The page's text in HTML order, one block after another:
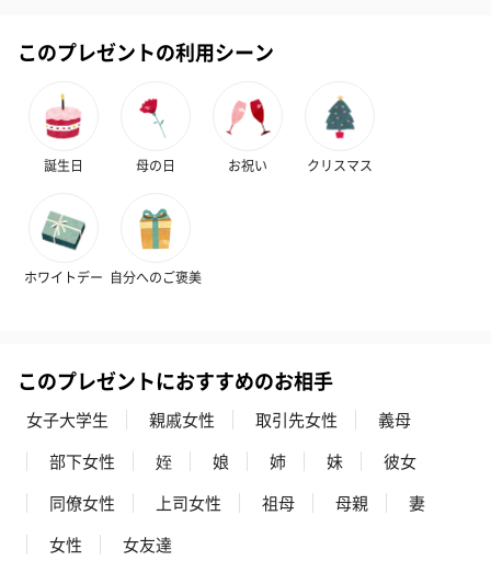
ト【ありがとう】
（1,100円）
ドクリーム（ピンクグ
レープフルーツ）
リラックスグッズ
かき氷入浴剤4点セット
（ブルー）（748円）
かき氷入浴剤4点セット
（イエロー）（748円）
【Thank you
このプレゼントの利用シーン
誕生日 母の日 お祝い クリスマス
ホワイトデー 自分へのご褒美
このプレゼントにおすすめのお相手
女子大学生 親戚女性 取引先女性
義母
部下女性
姪 娘 姉 妹
彼女
同僚女性
上司女性 祖母 母親
妻
女性
女友達